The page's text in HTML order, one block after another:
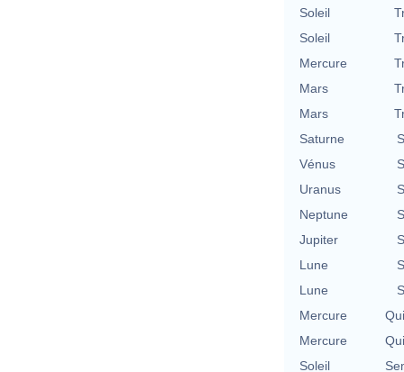
Soleil
Soleil
Mercure
Mars
Mars
Saturne
Vénus
Uranus
Neptune
Jupiter
Lune
Lune
Mercure
Mercure
Soleil